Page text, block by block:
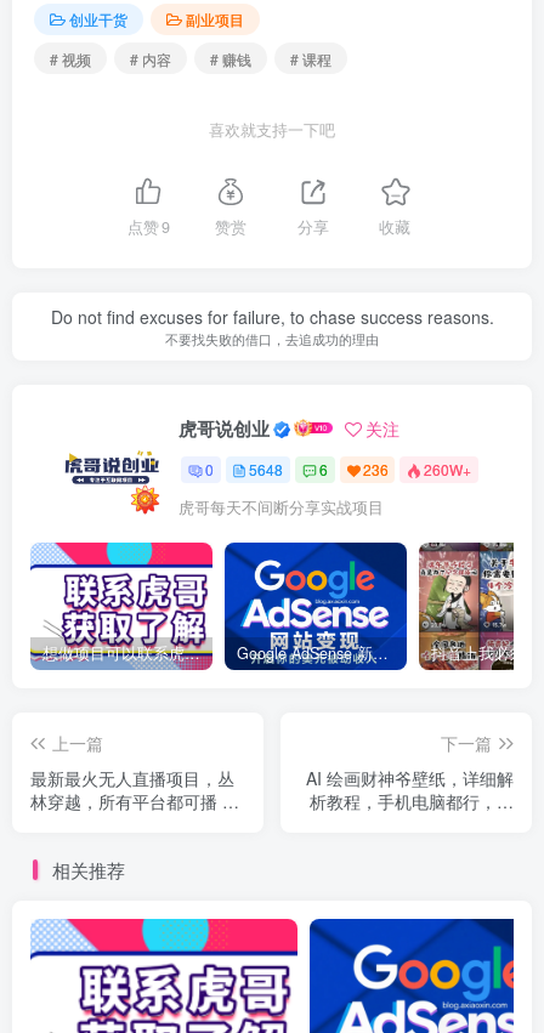
创业干货
副业项目
# 视频
# 内容 # 赚钱 # 课程
喜欢就支持一下吧
点赞9 赞赏 分享 收藏
Do not find excuses for failure, to chase success reasons.
不要找失败的借口，去追成功的理由
虎哥说创业 关注
0 5648 6 236 260W+
虎哥每天不间断分享实战项目
想做项目可以联系虎哥微信 虎哥一对一解答并且远程视频教学 Google AdSense 新手接入教程：虎哥手把手教你用网站赚取美元收入
上一篇
最新最火无人直播项目，丛
林穿越，所有平台都可播 保
下一篇
AI 绘画财神爷壁纸，详细解
析教程，手机电脑都行，日
相关推荐